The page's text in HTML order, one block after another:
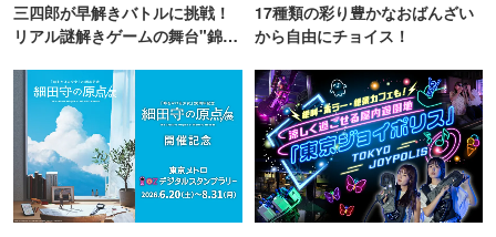
三四郎が早解きバトルに挑戦！
リアル謎解きゲームの舞台"錦糸
17種類の彩り豊かなおばんざい
から自由にチョイス！